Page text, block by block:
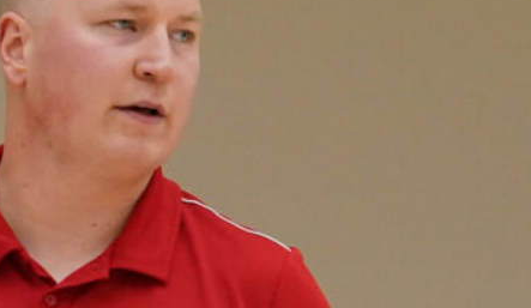
Seagulls
hankki taitoa
ja kokemusta
kokoonpanoo
nsa kahden